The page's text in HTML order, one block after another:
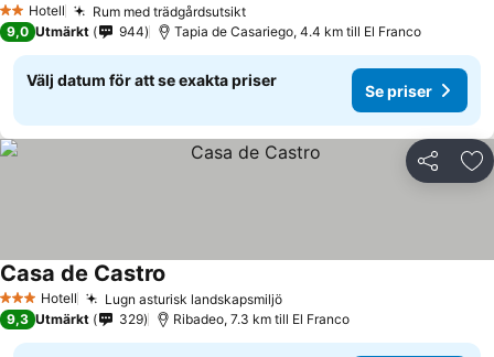
2 Stjärnor
Hotell Rum med trädgårdsutsiktSe priser
9,0 Utmärkt 944 Tapia de Casariego, 4.4 km till El Franco
Välj datum för att se exakta priser
Se priser
Dela
3 StjärnorHotell Lugn asturisk landskapsmiljöSe priser
Casa de Castro
9,3 Utmärkt 329 Ribadeo, 7.3 km till El Franco